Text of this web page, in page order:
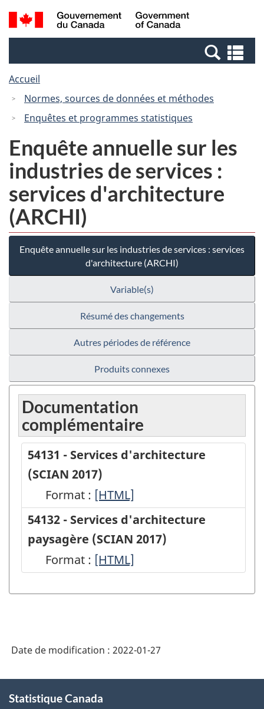
Passer
au
Passer
à
Canada
Recherche
et
et
Accueil
Normes, sources de données et méthodes
Enquêtes et programmes statistiques
Enquête annuelle sur les
industries de services :
services d'architecture
(ARCHI)
Enquête annuelle sur les industries de services : services
d'architecture (ARCHI)
Variable(s)
Résumé des changements
Autres périodes de référence
Produits connexes
Documentation
complémentaire
54131 - Services d'architecture
(SCIAN 2017)
Format : 54131
-
Services
d'architecture
(SCIAN
2017)
[HTML]
54132 - Services d'architecture
paysagère (SCIAN 2017)
Format : 54132
Services
(SCIAN
2017)
-
[HTML]
Date de modification : 2022-01-27
propos
Statistique Canada